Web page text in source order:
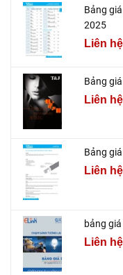
Bảng
2025
Liên hệ
Bảng
Liên hệ
Bảng
Liên hệ
bảng
Liên hệ